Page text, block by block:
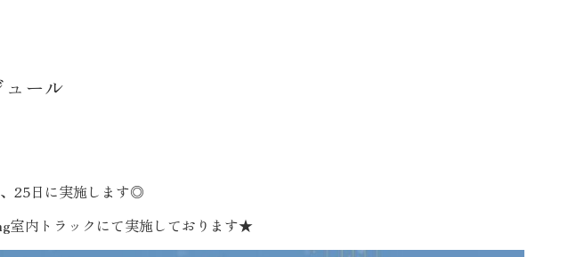
ール
25日に実施します◎
室内トラックにて実施しております★